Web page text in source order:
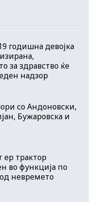
годишна девојка
за здравство ќе
надзор
со Андоновски,
Бужаровска и
ер трактор
во функција по
невремето